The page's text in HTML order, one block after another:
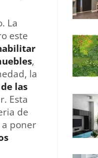
La
este
,
la
las
Esta
de
poner